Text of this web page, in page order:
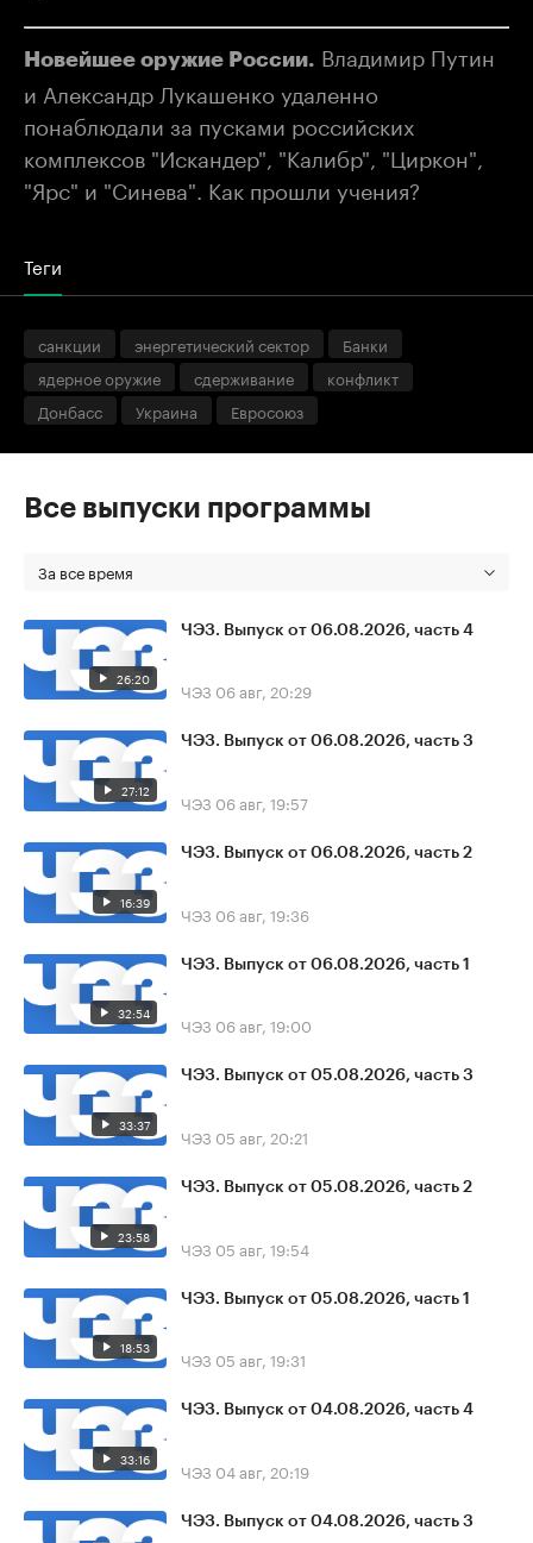
Новейшее оружие России. Владимир Путин
и Александр Лукашенко удаленно
понаблюдали за пусками российских
комплексов "Искандер", "Калибр", "Циркон",
"Ярс" и "Синева". Как прошли учения?
Теги
санкции энергетический сектор
Банки
ядерное оружие
сдерживание
конфликт
Донбасс
Украина Евросоюз
Все выпуски программы
За все время
26:20
ЧЭЗ. Выпуск от 06.08.2026, часть 4
ЧЭЗ 06 авг, 20:29
27:12
ЧЭЗ. Выпуск от 06.08.2026, часть 3
ЧЭЗ 06 авг, 19:57
16:39
ЧЭЗ. Выпуск от 06.08.2026, часть 2
ЧЭЗ 06 авг, 19:36
32:54
ЧЭЗ. Выпуск от 06.08.2026, часть 1
ЧЭЗ 06 авг, 19:00
33:37
ЧЭЗ. Выпуск от 05.08.2026, часть 3
ЧЭЗ 05 авг, 20:21
23:58
ЧЭЗ. Выпуск от 05.08.2026, часть 2
ЧЭЗ 05 авг, 19:54
18:53
ЧЭЗ. Выпуск от 05.08.2026, часть 1
ЧЭЗ 05 авг, 19:31
33:16
ЧЭЗ. Выпуск от 04.08.2026, часть 4
ЧЭЗ 04 авг, 20:19
ЧЭЗ. Выпуск от 04.08.2026, часть 3